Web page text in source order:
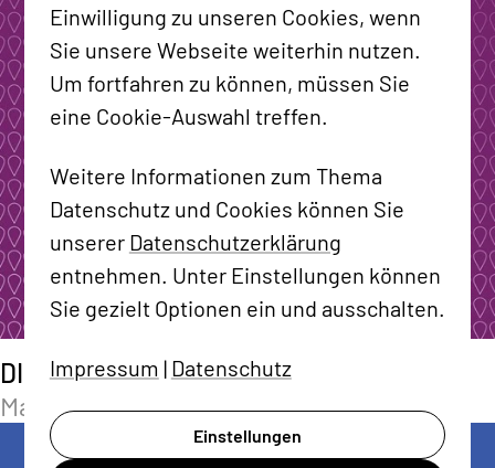
DIE WOHNKOMPANIE NRW
Markenentwicklung DIE WOHNLiebe
Einwilligung zu unseren Cookies, wenn
Sie unsere Webseite weiterhin nutzen.
Um fortfahren zu können, müssen Sie
eine Cookie-Auswahl treffen.
Weitere Informationen zum Thema
Datenschutz und Cookies können Sie
unserer Datenschutzerklärung
entnehmen. Unter Einstellungen können
Sie gezielt Optionen ein und ausschalten.
Impressum | Datenschutz
Einstellungen